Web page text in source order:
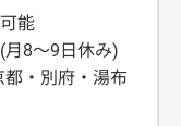
能
月8～9日休み)
都・別府・湯布